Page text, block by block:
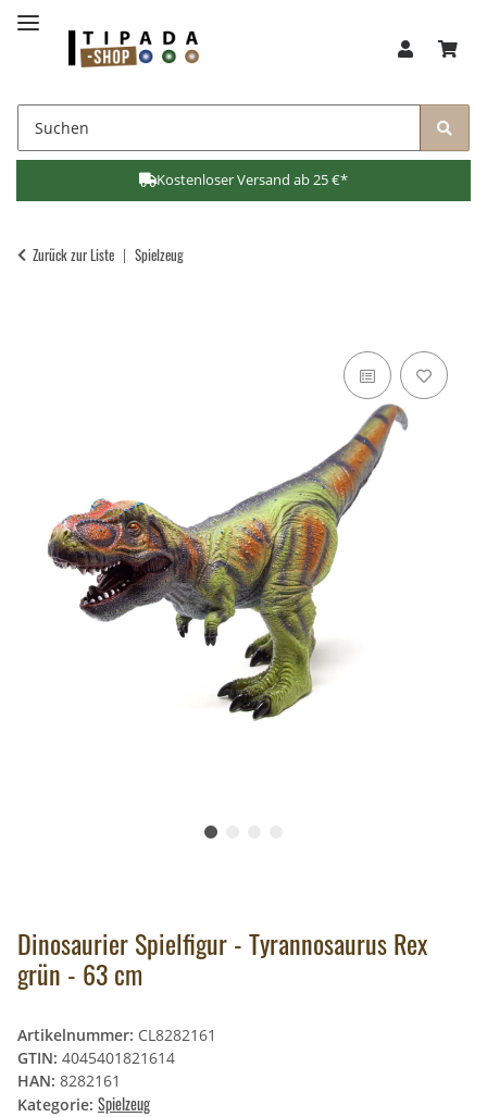
Kostenloser Versand ab 25 €*
Zurück zur Liste Spielzeug
Dinosaurier Spielfigur - Tyrannosaurus Rex
grün - 63 cm
Artikelnummer: CL8282161
GTIN: 4045401821614
HAN: 8282161
Kategorie: Spielzeug